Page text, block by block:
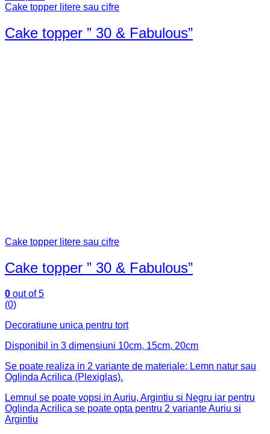
Cake topper litere sau cifre
Cake topper ” 30 & Fabulous”
Cake topper litere sau cifre
Cake topper ” 30 & Fabulous”
0 out of 5
(0)
Decoratiune unica pentru tort
Disponibil in 3 dimensiuni 10cm, 15cm, 20cm
Se poate realiza in 2 variante de materiale: Lemn natur sau
Oglinda Acrilica (Plexiglas).
Lemnul se poate vopsi in Auriu, Argintiu si Negru iar pentru
Oglinda Acrilica se poate opta pentru 2 variante Auriu si
Argintiu